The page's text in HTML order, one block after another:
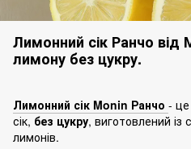
Лимонний сік Ранчо від
лимону без цукру.
Лимонний сік Monin Ранчо -
сік, без цукру, виготовлений із
лимонів.